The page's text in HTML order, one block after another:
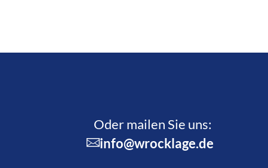
Oder mailen Sie uns:
info@wrocklage.de